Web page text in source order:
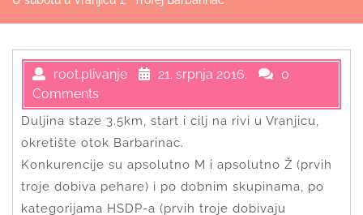
root.plivanje 21. srpnja 2016.
0
Comments
Duljina staze 3.5km, start i cilj na rivi u Vranjicu,
okretište otok Barbarinac.
Konkurencije su apsolutno M i apsolutno Ž (prvih
troje dobiva pehare) i po dobnim skupinama, po
kategorijama HSDP-a (prvih troje dobivaju